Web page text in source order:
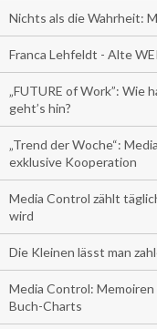
Nichts als die Wahrheit:
Franca Lehfeldt - Alte
„FUTURE of Work”:
geht’s hin?
„Trend der Woche“:
exklusive Kooperation
Media Control zählt
wird
Die Kleinen lässt man
Media Control:
Buch-Charts